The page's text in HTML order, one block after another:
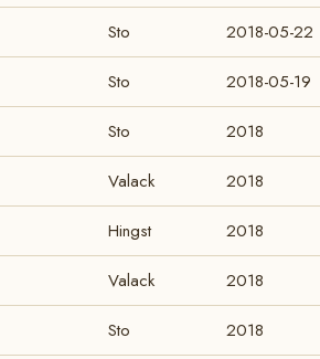
Sto 2018-05-22
Sto 2018-05-19
Sto 2018
Valack 2018
Hingst 2018
Valack 2018
Sto 2018